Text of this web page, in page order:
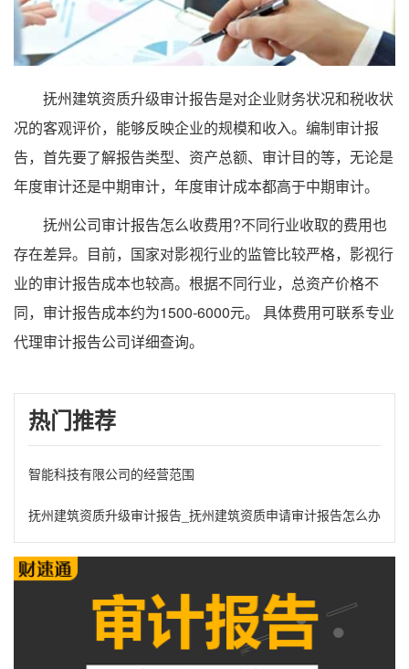
抚州建筑资质升级审计报告是对企业财务状况和税收状
况的客观评价，能够反映企业的规模和收入。编制审计报
告，首先要了解报告类型、资产总额、审计目的等，无论是
年度审计还是中期审计，年度审计成本都高于中期审计。
抚州公司审计报告怎么收费用?不同行业收取的费用也
存在差异。目前，国家对影视行业的监管比较严格，影视行
业的审计报告成本也较高。根据不同行业，总资产价格不
同，审计报告成本约为1500-6000元。 具体费用可联系专业
代理审计报告公司详细查询。
热门推荐
智能科技有限公司的经营范围
抚州建筑资质升级审计报告_抚州建筑资质申请审计报告怎么办理?